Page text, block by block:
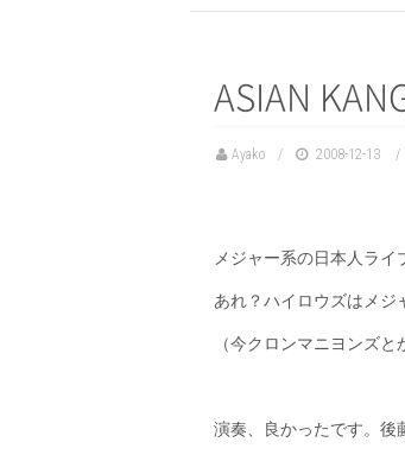
ASIAN
Ayako 2008-12-13
メジャー系の日本人ライ
あれ？ハイロウズはメジ
（今クロンマニヨンズ
演奏、良かったです。後